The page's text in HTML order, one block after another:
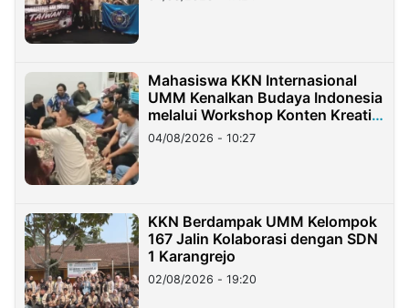
Mahasiswa KKN Internasional
UMM Kenalkan Budaya Indonesia
melalui Workshop Konten Kreatif
di Taiwan
04/08/2026 - 10:27
KKN Berdampak UMM Kelompok
167 Jalin Kolaborasi dengan SDN
1 Karangrejo
02/08/2026 - 19:20